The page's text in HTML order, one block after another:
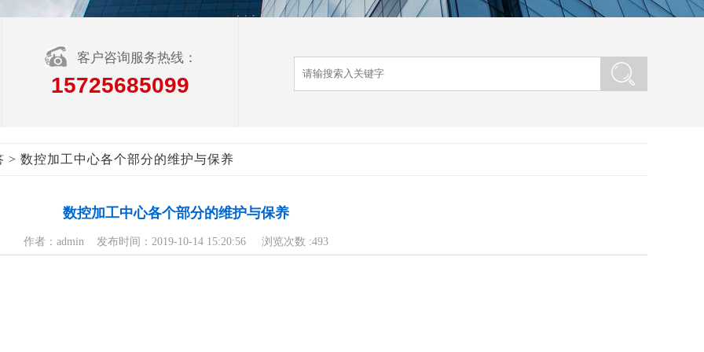
客户咨询服务热线：
15725685099
> 数控加工中心各个部分的维护与保养
数控加工中心各个部分的维护与保养
作者：admin 发布时间：2019-10-14 15:20:56 浏览次数 :493